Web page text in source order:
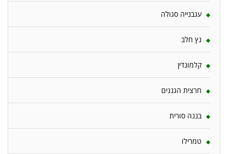
עגבנייה סגולה
נץ חלב
קלמונדין
חרצית הגננים
בננה סורית
טמרילו